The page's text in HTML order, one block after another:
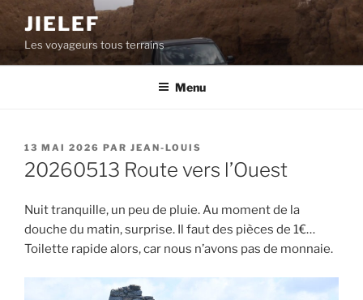
Aller
contenu
principal
JIELEF
Les voyageurs tous terrains
Menu
PUBLIÉ
LE
13 MAI 2026 PAR JEAN-LOUIS
20260513 Route vers l’Ouest
Nuit tranquille, un peu de pluie. Au moment de la
douche du matin, surprise. Il faut des pièces de 1€…
Toilette rapide alors, car nous n’avons pas de monnaie.